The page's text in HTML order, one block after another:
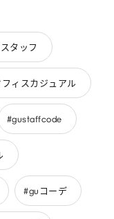
タッフ
フィスカジュアル
#gustaffcode
#guコーデ